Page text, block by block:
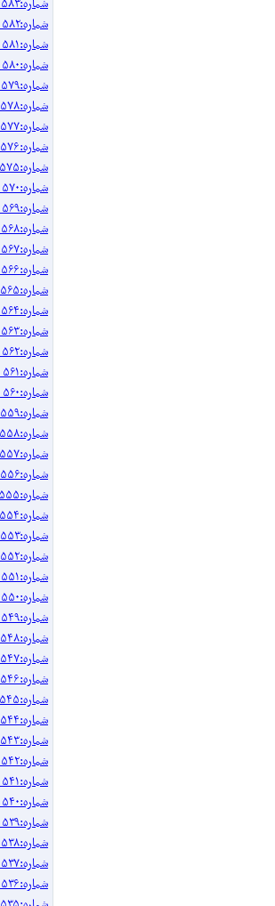
شماره:۵۸۲ (خرداد ۱۴۰۰)
شماره:۵۸۱ (اسفند ۱۳۹۹)
شماره:۵۸۰ (۱۲ بهمن ۱۳۹۹)
شماره:۵۷۹ (۱ بهمن ۱۳۹۹)
شماره:۵۷۸ (دی ۱۳۹۹)
شماره:۵۷۷ (آذر ۱۳۹۹)
شماره:۵۷۶ (آبان ۱۳۹۹)
شماره:۵۷۵ (مهر ۱۳۹۹)
شماره:۵۷۰ (اردیبهشت ۱۳۹۹)
شماره:۵۶۹ (فروردین ۱۳۹۹)
شماره:۵۶۸ (اسفند ۱۳۹۸)
شماره:۵۶۷ (۱۲ بهمن ۱۳۹۸)
شماره:۵۶۶ (بهمن ۱۳۹۸)
شماره:۵۶۵ (دی ۱۳۹۸)
شماره:۵۶۴ (آذر ۱۳۹۸)
شماره:۵۶۳ (آیان ۱۳۹۸)
شماره:۵۶۲ (مهر ۱۳۹۸ )
شماره:۵۶۱ (شهریور ۱۳۹۸ )
شماره:۵۶۰ (مرداد ۱۳۹۸)
شماره:۵۵۹ (تیر ۱۳۸۹)
شماره:۵۵۸ (خرداد ۱۳۹۸)
شماره:۵۵۷ (اردیبهشت ۱۳۹۸)
شماره:۵۵۶ (فروردین ۱۳۹۸)
شماره:۵۵۵ (اسفند ۱۳۹۷)
شماره:۵۵۴ (۱۰ بهمن ۱۳۹۷)
شماره:۵۵۳ (بهمن ۱۳۹۷)
شماره:۵۵۲ (دی ۱۳۹۷)
شماره:۵۵۱ (۲۰ آذر ۱۳۹۷)
شماره:۵۵۰ (آذر ۱۳۹۷)
شماره:۵۴۹ (آبان ۱۳۹۷)
شماره:۵۴۸ (مهر ۱۳۹۷)
شماره:۵۴۷ (۲۰ شهریور ۱۳۹۷)
شماره:۵۴۶ (شهریور ۱۳۹۷)
شماره:۵۴۵ (مرداد ۱۳۹۷)
شماره:۵۴۴ (تیر ۱۳۹۷)
شماره:۵۴۳ (خرداد ۱۳۹۷)
شماره:۵۴۲ (۲۰ اردیبهشت ۱۳۹۷)
شماره:۵۴۱ (اردیبهشت ۱۳۹۷)
شماره:۵۴۰ (فروردین ۱۳۹۷)
شماره:۵۳۹ (اسفند ۱۳۹۶)
شماره:۵۳۸ (۱۲ بهمن ۱۳۹۶)
شماره:۵۳۷ (بهمن ۱۳۹۶)
شماره:۵۳۶ (ویژه‌ی زمستان ۱۳۹۶)